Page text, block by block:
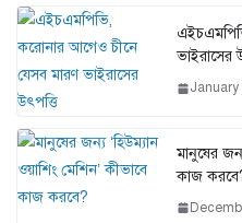
ভাইরাসের
January
মানুষের
কাজ